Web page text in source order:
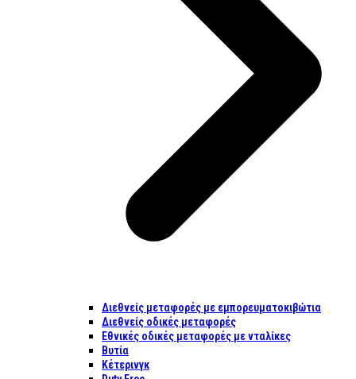
Διεθνείς μεταφορές με εμπορευματοκιβώτια
Διεθνείς οδικές μεταφορές
Εθνικές οδικές μεταφορές με νταλίκες
Βυτία
Κέτερινγκ